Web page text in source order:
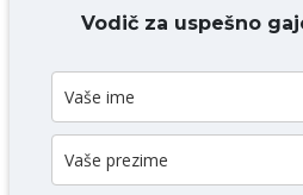
DODAJ
Vodič za uspešno